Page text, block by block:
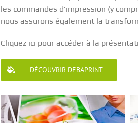
les commandes d’impression (y
nous assurons également la
Cliquez ici pour accéder à la
DÉCOUVRIR DEBAPRINT